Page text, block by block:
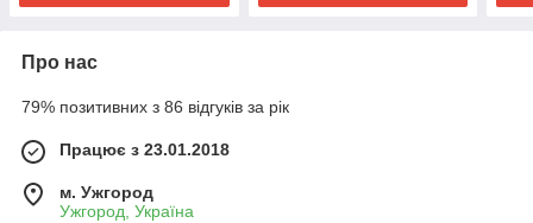
Про нас
79% позитивних з 86 відгуків за рік
Працює з 23.01.2018
м. Ужгород
Ужгород, Україна